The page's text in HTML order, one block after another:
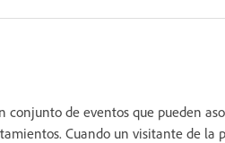
conjunto de eventos que pueden
Cuando un visitante de